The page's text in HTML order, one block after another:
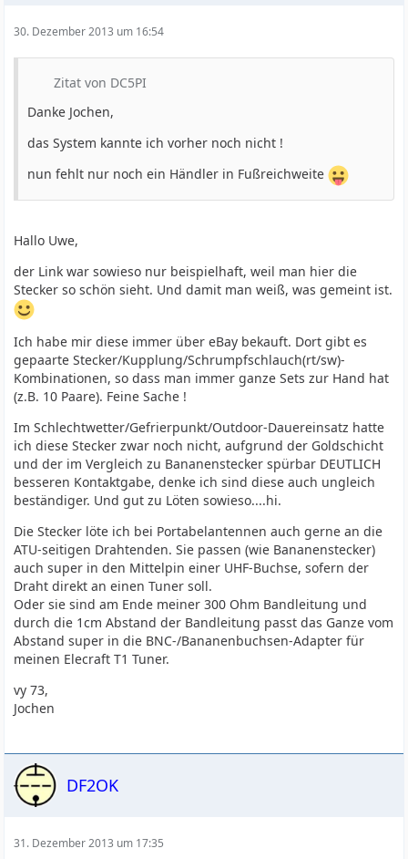
30. Dezember 2013 um 16:54
Zitat von DC5PI
Danke Jochen,
das System kannte ich vorher noch nicht !
nun fehlt nur noch ein Händler in Fußreichweite
Hallo Uwe,
der Link war sowieso nur beispielhaft, weil man hier die
Stecker so schön sieht. Und damit man weiß, was gemeint ist.
Ich habe mir diese immer über eBay bekauft. Dort gibt es
gepaarte Stecker/Kupplung/Schrumpfschlauch(rt/sw)-
Kombinationen, so dass man immer ganze Sets zur Hand hat
(z.B. 10 Paare). Feine Sache !
Im Schlechtwetter/Gefrierpunkt/Outdoor-Dauereinsatz hatte
ich diese Stecker zwar noch nicht, aufgrund der Goldschicht
und der im Vergleich zu Bananenstecker spürbar DEUTLICH
besseren Kontaktgabe, denke ich sind diese auch ungleich
beständiger. Und gut zu Löten sowieso....hi.
Die Stecker löte ich bei Portabelantennen auch gerne an die
ATU-seitigen Drahtenden. Sie passen (wie Bananenstecker)
auch super in den Mittelpin einer UHF-Buchse, sofern der
Draht direkt an einen Tuner soll.
Oder sie sind am Ende meiner 300 Ohm Bandleitung und
durch die 1cm Abstand der Bandleitung passt das Ganze vom
Abstand super in die BNC-/Bananenbuchsen-Adapter für
meinen Elecraft T1 Tuner.
vy 73,
Jochen
DF2OK
31. Dezember 2013 um 17:35